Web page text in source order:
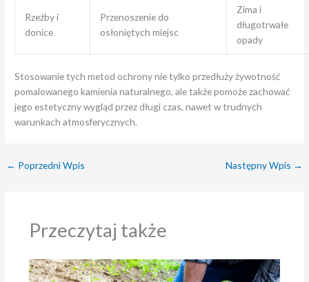
Rzeźby i
donice
Przenoszenie do
osłoniętych miejsc
Zima i
długotrwałe
opady
Stosowanie tych metod ochrony nie tylko przedłuży żywotność
pomalowanego kamienia naturalnego, ale także pomoże zachować
jego estetyczny wygląd przez długi czas, nawet w trudnych
warunkach atmosferycznych.
← Poprzedni Wpis Następny Wpis →
Przeczytaj także